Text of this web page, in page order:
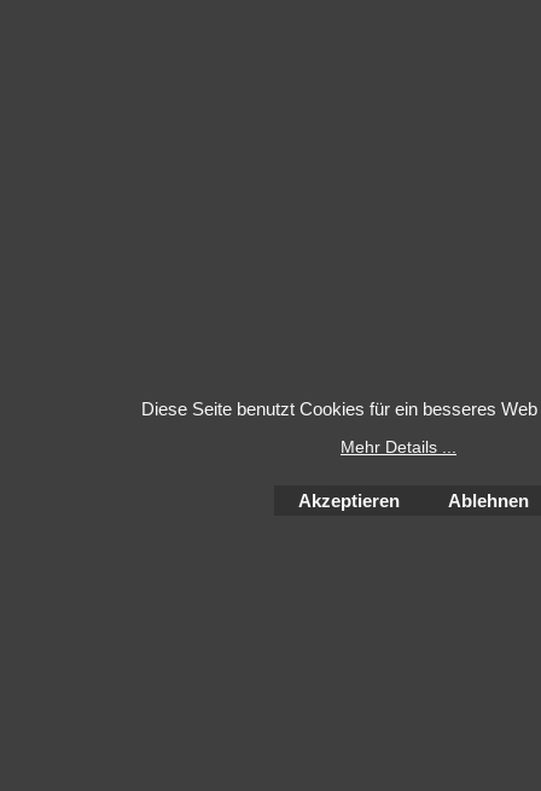
Diese Seite benutzt Cookies für ein besseres
Mehr Details ...
Akzeptieren Ablehnen